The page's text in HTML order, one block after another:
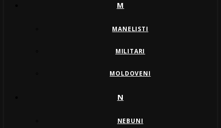
M
MANELISTI
MILITARI
MOLDOVENI
N
NEBUNI